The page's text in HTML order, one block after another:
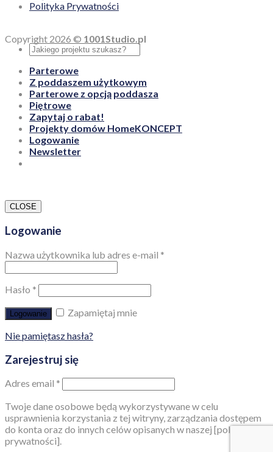
Polityka Prywatności
Copyright 2026 © 1001Studio.pl
Parterowe
Z poddaszem użytkowym
Parterowe z opcją poddasza
Piętrowe
Zapytaj o rabat!
Projekty domów HomeKONCEPT
Logowanie
Newsletter
CLOSE
Logowanie
Nazwa użytkownika lub adres e-mail *
Hasło *
Logowanie
Zapamiętaj mnie
Nie pamiętasz hasła?
Zarejestruj się
Adres email *
Twoje dane osobowe będą wykorzystywane w celu
usprawnienia korzystania z tej witryny, zarządzania dostępem
do konta oraz do innych celów opisanych w naszej [polityka
prywatności].